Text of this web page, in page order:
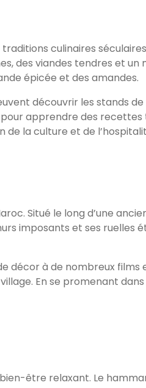
culinaires
des viandes tendres et
épicée et des amandes.
découvrir les stands
apprendre des
la culture et de
Situé le long d’une
imposants et ses ruelles
décor à de nombreux
En se promenant
être relaxant. Le